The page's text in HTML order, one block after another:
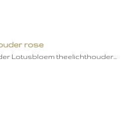
rose
Lotusbloem theelichthouder…